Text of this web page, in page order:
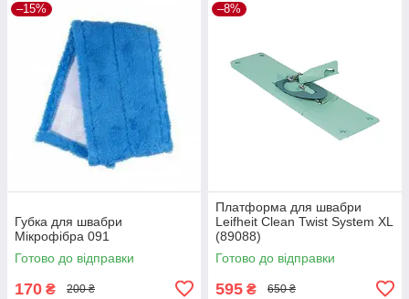
–15%
Губка для швабри
Мікрофібра 091
Готово до відправки
170 ₴ 200 ₴
–8%
Платформа для швабри
Leifheit Clean Twist System XL
(89088)
Готово до відправки
595 ₴ 650 ₴